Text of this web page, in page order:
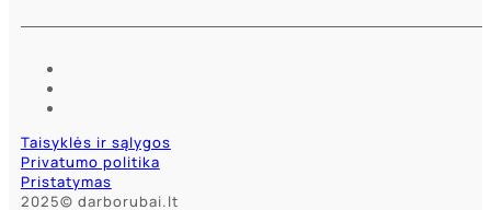
Taisyklės ir sąlygos
Privatumo politika
Pristatymas
2025© darborubai.lt